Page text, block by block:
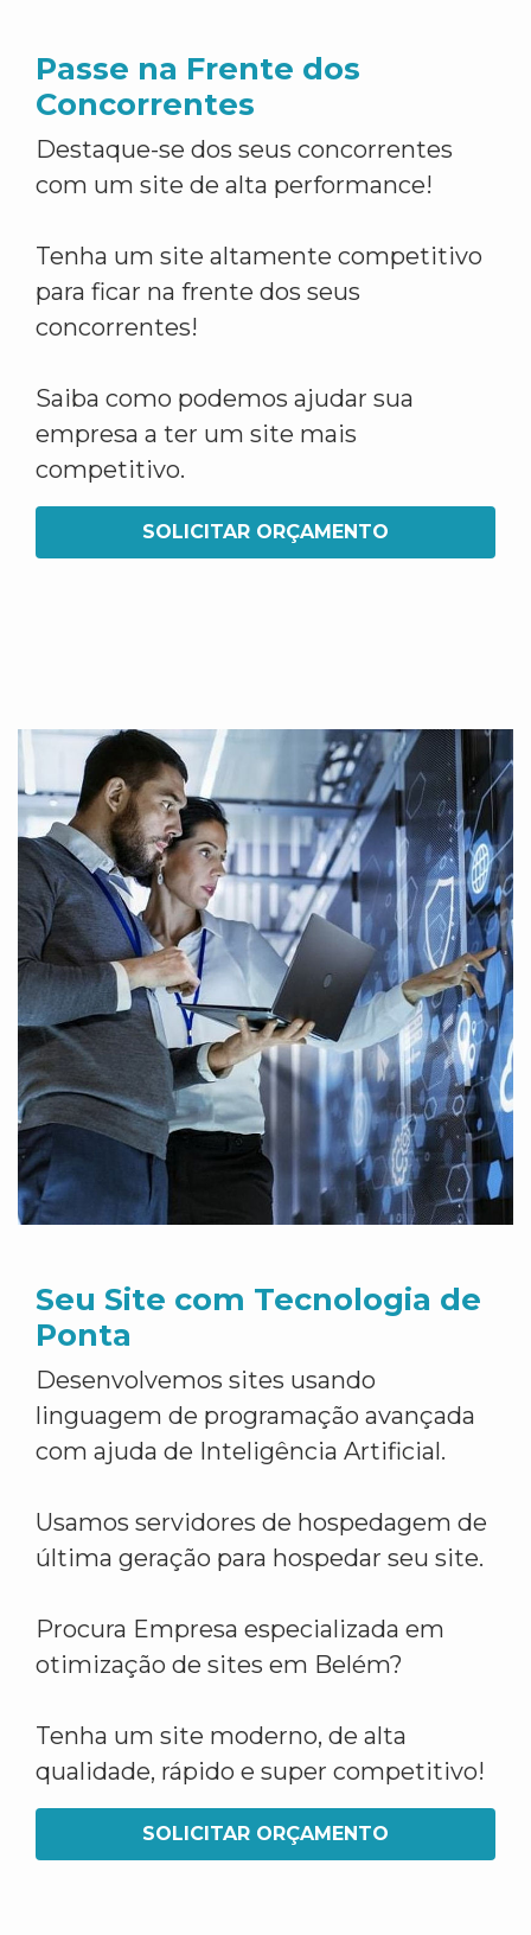
Passe na Frente dos
Concorrentes
Destaque-se dos seus concorrentes
com um site de alta performance!
Tenha um site altamente competitivo
para ficar na frente dos seus
concorrentes!
Saiba como podemos ajudar sua
empresa a ter um site mais
competitivo.
SOLICITAR ORÇAMENTO
Seu Site com Tecnologia de
Ponta
Desenvolvemos sites usando
linguagem de programação avançada
com ajuda de Inteligência Artificial.
Usamos servidores de hospedagem de
última geração para hospedar seu site.
Procura Empresa especializada em
otimização de sites em Belém?
Tenha um site moderno, de alta
qualidade, rápido e super competitivo!
SOLICITAR ORÇAMENTO